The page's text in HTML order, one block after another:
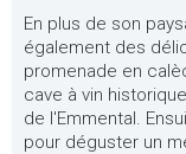
En plus de son
également des
promenade en
cave à vin
de l'Emmental.
pour déguster un